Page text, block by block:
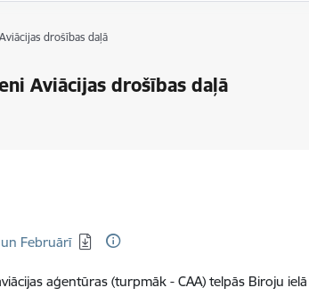
drošības daļā
Aviācijas drošības daļā
Februārī
aģentūras (turpmāk - CAA) telpās Biroju